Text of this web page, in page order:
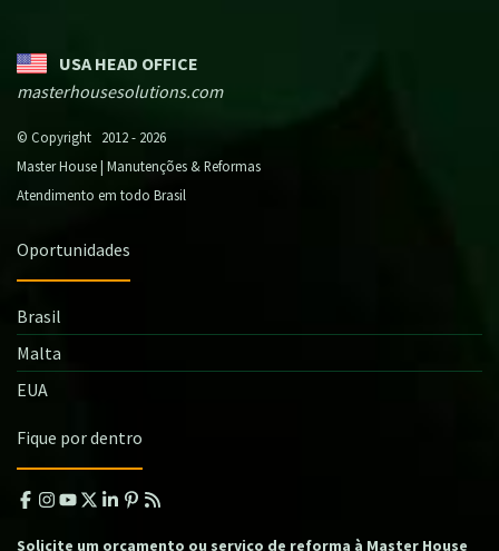
USA HEAD OFFICE
masterhousesolutions.com
© Copyright 2012 - 2026
Master House | Manutenções & Reformas
Atendimento em todo Brasil
Oportunidades
Brasil
Malta
EUA
Fique por dentro
Solicite um orçamento ou serviço de reforma à Master House